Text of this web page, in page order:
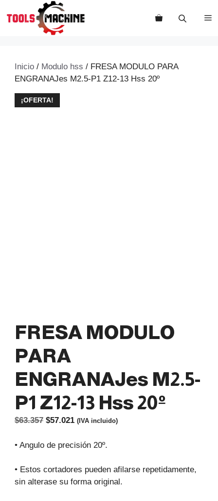
Inicio / Modulo hss / FRESA MODULO PARA
ENGRANAJes M2.5-P1 Z12-13 Hss 20º
¡OFERTA!
FRESA MODULO
PARA
ENGRANAJes M2.5-
P1 Z12-13 Hss 20º
$63.357 El
original
$63.357.
$57.021El
actual
$57.021.
(IVA incluido)
• Angulo de precisión 20º.
• Estos cortadores pueden afilarse repetidamente,
sin alterase su forma original.